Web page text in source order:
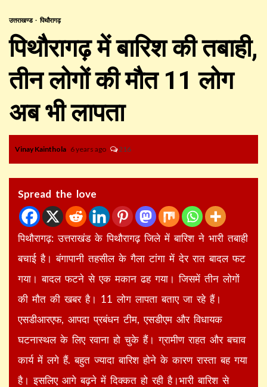
उत्तराखण्ड पिथौरागढ़
पिथौरागढ़ में बारिश की तबाही,
तीन लोगों की मौत 11 लोग
अब भी लापता
Vinay Kainthola 6 years ago 216
Spread the love
पिथौरागढ़: उत्तराखंड के पिथौरागढ़ जिले में बारिश ने भारी तबाही
बचाई है। बंगापानी तहसील के गैला टांगा में देर रात बादल फट
गया। बादल फटने से एक मकान ढह गया। जिसमें तीन लोगों
की मौत की खबर है। 11 लोग लापता बताए जा रहे हैं।
एसडीआरएफ, आपदा प्रबंधन टीम, एसडीएम और विधायक
घटनास्थल के लिए रवाना हो चुके हैं। ग्रामीण राहत और बचाव
कार्य में लगे हैं. बहुत ज्यादा बारिश होने के कारण रास्ता बह गया
है। इसलिए आगे बढ़ने में दिक्कत हो रही है।भारी बारिश से